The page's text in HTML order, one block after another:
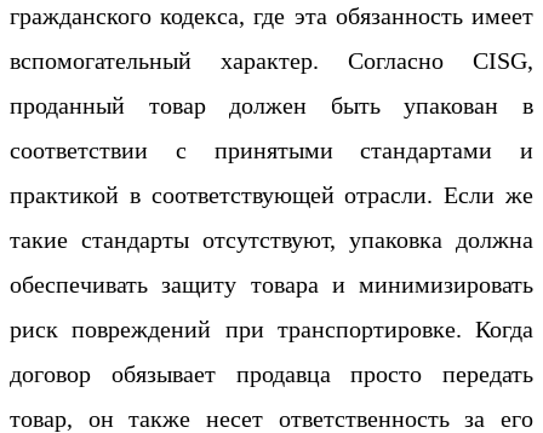
гражданского кодекса, где эта обязанность имеет
вспомогательный характер. Согласно CISG,
проданный товар должен быть упакован в
соответствии с принятыми стандартами и
практикой в соответствующей отрасли. Если же
такие стандарты отсутствуют, упаковка должна
обеспечивать защиту товара и минимизировать
риск повреждений при транспортировке. Когда
договор обязывает продавца просто передать
товар, он также несет ответственность за его